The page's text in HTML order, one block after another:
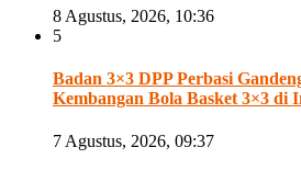
8 Agustus, 2026, 10:36
5
Badan 3×3 DPP Perbasi
Kembangan Bola Basket 3×3 di
7 Agustus, 2026, 09:37